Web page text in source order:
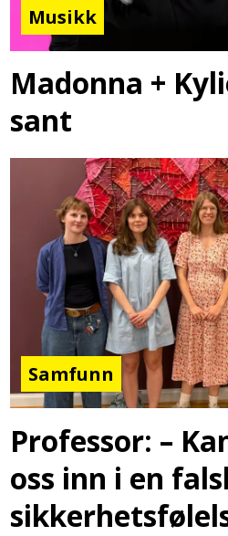
Musikk
Madonna +
sant
Samfunn
Professor: –
oss inn i en